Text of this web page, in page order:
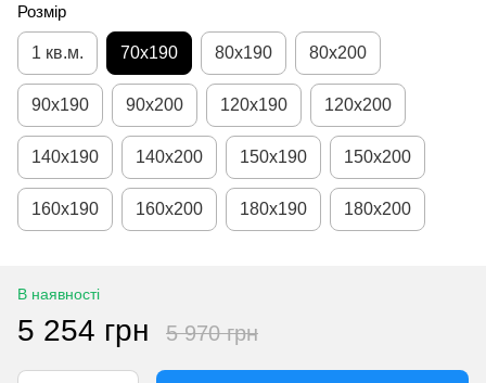
Розмір
1 кв.м. 70х190 80х190 80х200
90х190 90х200 120х190 120х200
140х190 140х200 150х190 150х200
160х190 160х200 180х190 180х200
В наявності
5 254 грн 5 970 грн